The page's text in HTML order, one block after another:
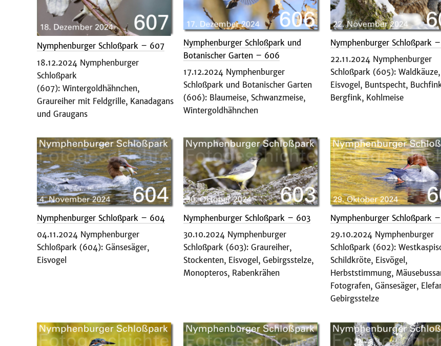
Nymphenburger Schloßpark – 607
18.12.2024 Nymphenburger
Schloßpark
(607): Wintergoldhähnchen,
Graureiher mit Feldgrille, Kanadagans
und Graugans
Nymphenburger Schloßpark und
Botanischer Garten – 606
17.12.2024 Nymphenburger
Schloßpark und Botanischer Garten
(606): Blaumeise, Schwanzmeise,
Wintergoldhähnchen
Nymphenburger Schloßpark
22.11.2024 Nymphenburger
Schloßpark (605): Waldkäuze,
Eisvogel, Buntspecht,
Bergfink, Kohlmeise
Nymphenburger Schloßpark – 604
04.11.2024 Nymphenburger
Schloßpark (604): Gänsesäger,
Eisvogel
Nymphenburger Schloßpark – 603
30.10.2024 Nymphenburger
Schloßpark (603): Graureiher,
Stockenten, Eisvogel, Gebirgsstelze,
Monopteros, Rabenkrähen
Nymphenburger Schloßpark
29.10.2024 Nymphenburger
Schloßpark (602):
Schildkröte, Eisvögel,
Herbststimmung,
Fotografen, Gänsesäger,
Gebirgsstelze